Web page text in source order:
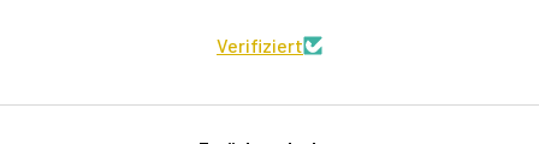
Verifiziert